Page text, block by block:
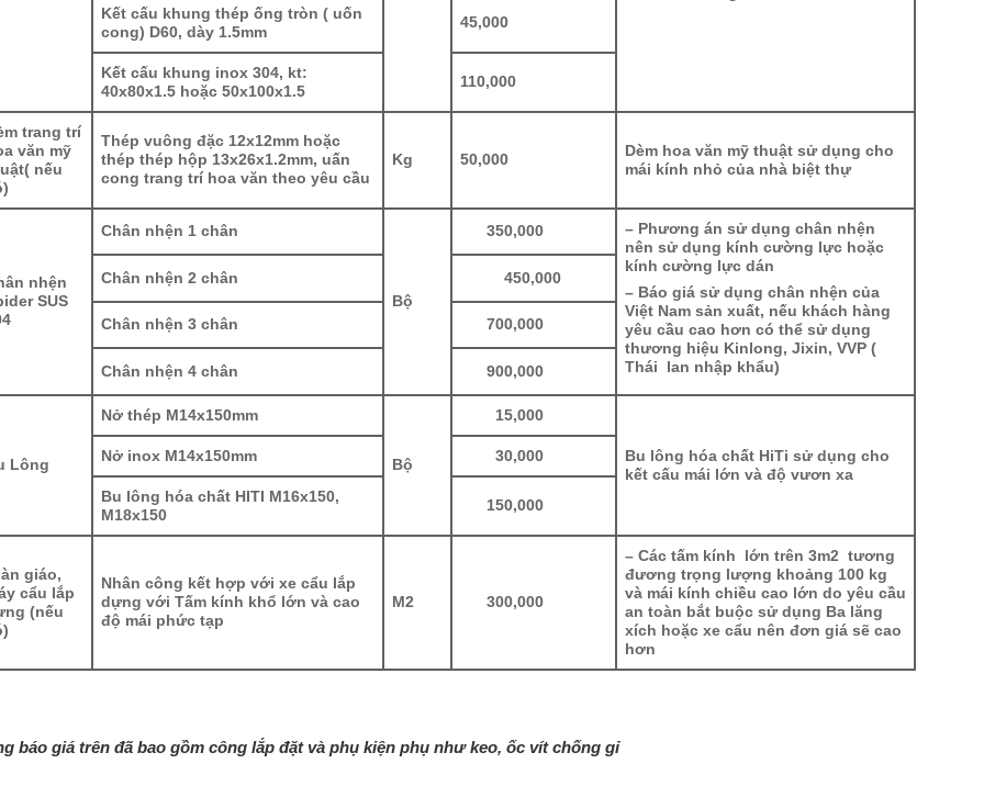
Kết cấu khung thép ống tròn ( uốn
cong) D60, dày 1.5mm
45,000
Kết cấu khung inox 304, kt:
40x80x1.5 hoặc 50x100x1.5
110,000
trang trí
văn mỹ
nếu
Thép vuông đặc 12x12mm hoặc
thép thép hộp 13x26x1.2mm, uấn
cong trang trí hoa văn theo yêu cầu
Kg 50,000
Dèm hoa văn mỹ thuật sử dụng cho
mái kính nhỏ của nhà biệt thự
nhện
SUS
Chân nhện 1 chân
Bộ
350,000
– Phương án sử dụng chân nhện
nên sử dụng kính cường lực hoặc
kính cường lực dán
– Báo giá sử dụng chân nhện của
Việt Nam sản xuất, nếu khách hàng
yêu cầu cao hơn có thể sử dụng
thương hiệu Kinlong, Jixin, VVP (
Thái lan nhập khẩu)
Chân nhện 2 chân 450,000
Chân nhện 3 chân 700,000
Chân nhện 4 chân 900,000
Lông
Nở thép M14x150mm
Bộ
15,000
Bu lông hóa chất HiTi sử dụng cho
kết cấu mái lớn và độ vươn xa
Nở inox M14x150mm 30,000
Bu lông hóa chất HITI M16x150,
M18x150
150,000
giáo,
cẩu lắp
(nếu
Nhân công kết hợp với xe cẩu lắp
dựng với Tấm kính khổ lớn và cao
độ mái phức tạp
M2 300,000
– Các tấm kính lớn trên 3m2 tương
đương trọng lượng khoảng 100 kg
và mái kính chiều cao lớn do yêu cầu
an toàn bắt buộc sử dụng Ba lăng
xích hoặc xe cẩu nên đơn giá sẽ cao
hơn
báo giá trên đã bao gồm công lắp đặt và phụ kiện phụ như keo, ốc vít chống gỉ